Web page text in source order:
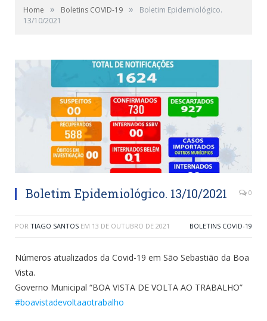
Home » Boletins COVID-19 »
Boletim Epidemiológico.
13/10/2021
Boletim Epidemiológico. 13/10/2021 0
POR TIAGO SANTOS EM 13 DE OUTUBRO DE 2021 BOLETINS COVID-19
Números atualizados da Covid-19 em São Sebastião da Boa
Vista.
Governo Municipal “BOA VISTA DE VOLTA AO TRABALHO”
#boavistadevoltaaotrabalho